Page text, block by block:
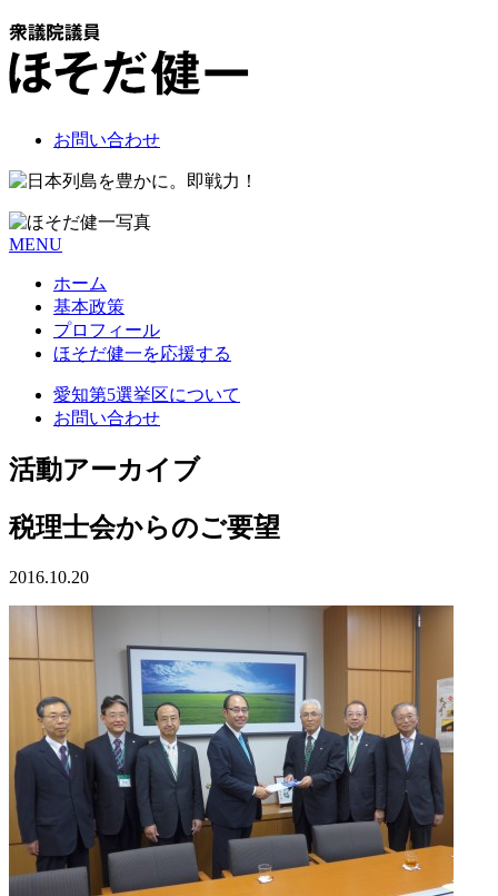
お問い合わせ
MENU
ホーム
基本政策
プロフィール
ほそだ健一を応援する
愛知第5選挙区について
お問い合わせ
活動アーカイブ
税理士会からのご要望
2016.10.20